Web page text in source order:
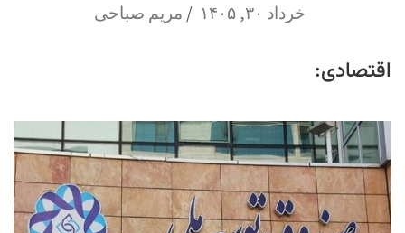
خرداد ۳۰, ۱۴۰۵ مریم صباحی
اقتصادی: